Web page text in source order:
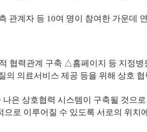
관계자 등 10여 명이 참여한 가운데
협력관계 구축 △홈페이지 등 지정
의료서비스 제공 등을 위해 상호 협
은 상호협력 시스템이 구축될 것으
로 이루어질 수 있도록 서로의 위치